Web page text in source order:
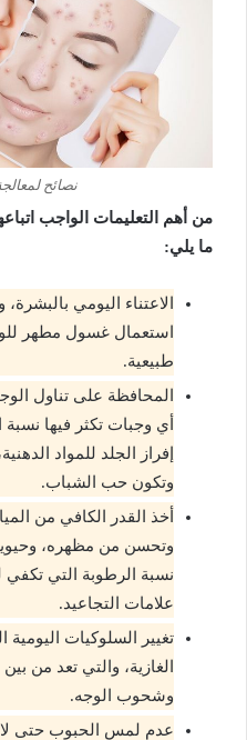
نصائح
من أهم التعليمات الواجب
ما يلي:
الاعتناء اليومي
استعمال غسول مطهر
طبيعية.
المحافظة على تناول
أي وجبات تكثر فيها
إفراز الجلد للمواد
وتكون حب الشباب.
أخذ القدر الكافي من
وتحسن من مظهره،
نسبة الرطوبة التي تكفي
علامات التجاعيد.
تغيير السلوكيات اليومية
الغازية، والتي تعد من
وشحوب الوجه.
عدم لمس الحبوب حتى لا